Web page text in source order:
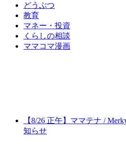
どうぶつ
教育
マネー・投資
くらしの相談
ママコマ漫画
【8/26 正午】ママテナ /
知らせ